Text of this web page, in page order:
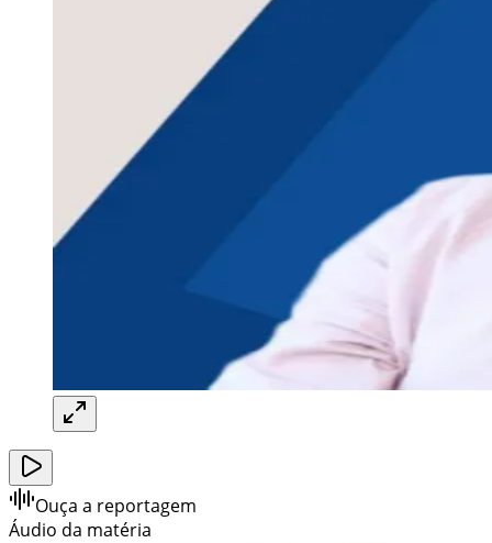
Ouça a reportagem
Áudio da matéria